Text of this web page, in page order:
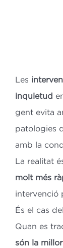
Les
inquietud
gent evita
patologies
amb la
La realitat
molt més
intervenció
És el cas
Quan es
són la